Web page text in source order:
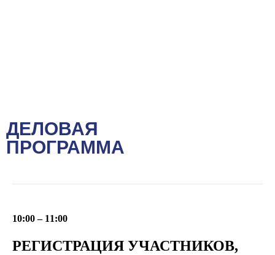
ДЕЛОВАЯ
ПРОГРАММА
10:00 – 11:00
РЕГИСТРАЦИЯ УЧАСТНИКОВ,